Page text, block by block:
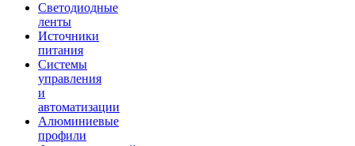
Светодиодные
ленты
Источники
питания
Системы
управления
и
автоматизации
Алюминиевые
профили